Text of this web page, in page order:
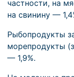
частности, на
на свинину —
Рыбопродукты
морепродукты
— 1,9%.